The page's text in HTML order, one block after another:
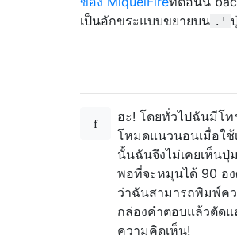
เป็นอักขระแบบขยายบน .'
ฮะ! โดยทั่วไปฉันมีโ
โหมดแนวนอนเมื่อใช้
นั้นฉันจึงไม่เคยเห็นปุ่
พอที่จะหมุนได้ 90 อ
ว่าฉันสามารถพิมพ์ค
กล่องคำตอบแล้วตัดแ
ความคิดเห็น!